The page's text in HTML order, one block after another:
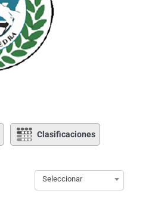
Clasificaciones
Seleccionar